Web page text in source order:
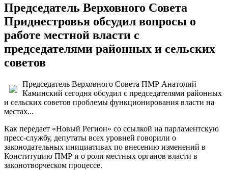
Председатель Верховного Совета
Приднестровья обсудил вопросы о
работе местной власти с
председателями районных и сельских
советов
Председатель Верховного Совета ПМР Анатолий
Каминский сегодня обсудил с председателями районных
и сельских советов проблемы функционирования власти на
местах...
Как передает «Новый Регион» со ссылкой на парламентскую
пресс-службу, депутаты всех уровней говорили о
законодательных инициативах по внесению изменений в
Конституцию ПМР и о роли местных органов власти в
законотворческом процессе.